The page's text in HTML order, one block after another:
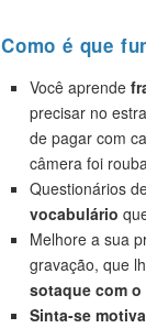
Como é que
Você aprende
precisar no
de pagar com
câmera foi
Questionários
vocabulário
Melhore a sua
gravação, que
sotaque com
Sinta-se